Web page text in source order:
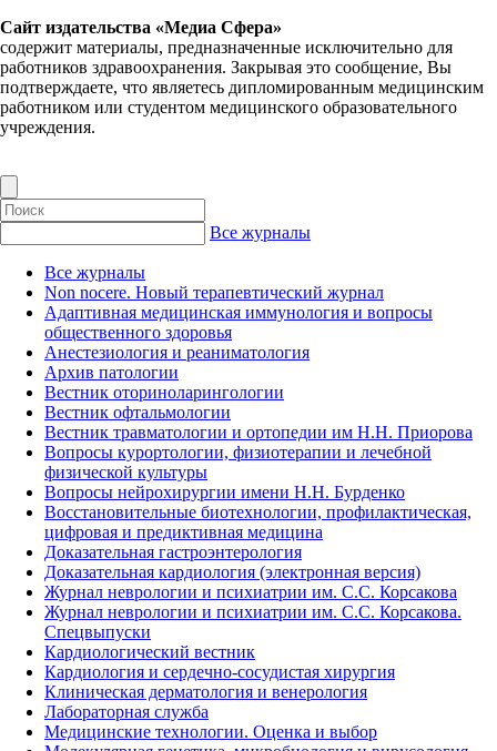
Сайт издательства «Медиа Сфера»
содержит материалы, предназначенные исключительно для
работников здравоохранения. Закрывая это сообщение, Вы
подтверждаете, что являетесь дипломированным медицинским
работником или студентом медицинского образовательного
учреждения.
Все журналы
Все журналы
Non nocere. Новый терапевтический журнал
Адаптивная медицинская иммунология и вопросы
общественного здоровья
Анестезиология и реаниматология
Архив патологии
Вестник оториноларингологии
Вестник офтальмологии
Вестник травматологии и ортопедии им Н.Н. Приорова
Вопросы курортологии, физиотерапии и лечебной
физической культуры
Вопросы нейрохирургии имени Н.Н. Бурденко
Восстановительные биотехнологии, профилактическая,
цифровая и предиктивная медицина
Доказательная гастроэнтерология
Доказательная кардиология (электронная версия)
Журнал неврологии и психиатрии им. С.С. Корсакова
Журнал неврологии и психиатрии им. С.С. Корсакова.
Спецвыпуски
Кардиологический вестник
Кардиология и сердечно-сосудистая хирургия
Клиническая дерматология и венерология
Лабораторная служба
Медицинские технологии. Оценка и выбор